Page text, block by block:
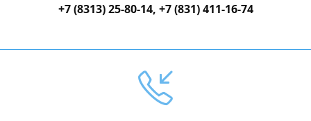
+7 (8313) 25-80-14, +7 (831) 411-16-74